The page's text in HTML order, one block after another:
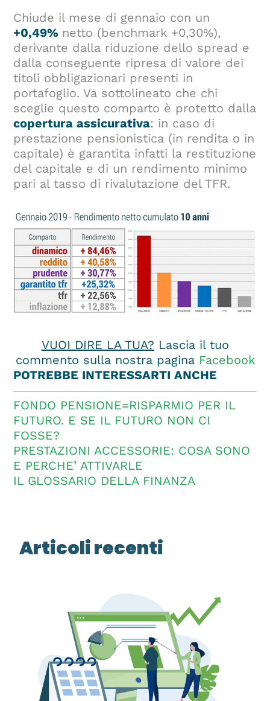
Chiude il mese di gennaio con un
+0,49% netto (benchmark +0,30%),
derivante dalla riduzione dello spread e
dalla conseguente ripresa di valore dei
titoli obbligazionari presenti in
portafoglio. Va sottolineato che chi
sceglie questo comparto è protetto dalla
copertura assicurativa: in caso di
prestazione pensionistica (in rendita o in
capitale) è garantita infatti la restituzione
del capitale e di un rendimento minimo
pari al tasso di rivalutazione del TFR.
VUOI DIRE LA TUA? Lascia il tuo
commento sulla nostra pagina Facebook
POTREBBE INTERESSARTI ANCHE
FONDO PENSIONE=RISPARMIO PER IL
FUTURO. E SE IL FUTURO NON CI
FOSSE?
PRESTAZIONI ACCESSORIE: COSA SONO
E PERCHE’ ATTIVARLE
IL GLOSSARIO DELLA FINANZA
Articoli recenti